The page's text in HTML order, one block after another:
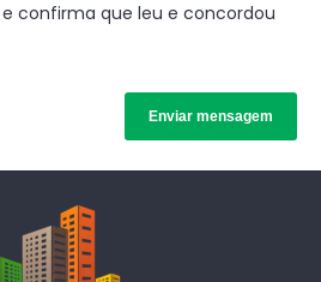
confirma que leu e concordou